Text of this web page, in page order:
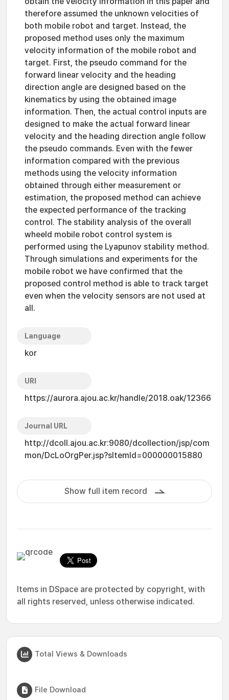
therefore assumed the unknown velocities of
both mobile robot and target. Instead, the
proposed method uses only the maximum
velocity information of the mobile robot and
target. First, the pseudo command for the
forward linear velocity and the heading
direction angle are designed based on the
kinematics by using the obtained image
information. Then, the actual control inputs are
designed to make the actual forward linear
velocity and the heading direction angle follow
the pseudo commands. Even with the fewer
information compared with the previous
methods using the velocity information
obtained through either measurement or
estimation, the proposed method can achieve
the expected performance of the tracking
control. The stability analysis of the overall
wheeld mobile robot control system is
performed using the Lyapunov stability method.
Through simulations and experiments for the
mobile robot we have confirmed that the
proposed control method is able to track target
even when the velocity sensors are not used at
all.
Language
kor
URI
https://aurora.ajou.ac.kr/handle/2018.oak/12366
Journal URL
http://dcoll.ajou.ac.kr:9080/dcollection/jsp/com
mon/DcLoOrgPer.jsp?sItemId=000000015880
Show full item record
Items in DSpace are protected by copyright, with
all rights reserved, unless otherwise indicated.
Total Views & Downloads
File Download